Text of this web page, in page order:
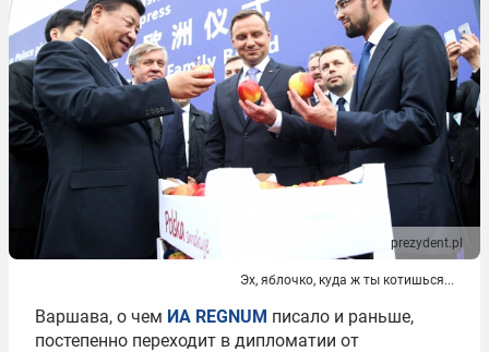
prezydent.pl
Эх, яблочко, куда ж ты котишься...
Варшава, о чем ИА REGNUM писало и раньше,
постепенно переходит в дипломатии от